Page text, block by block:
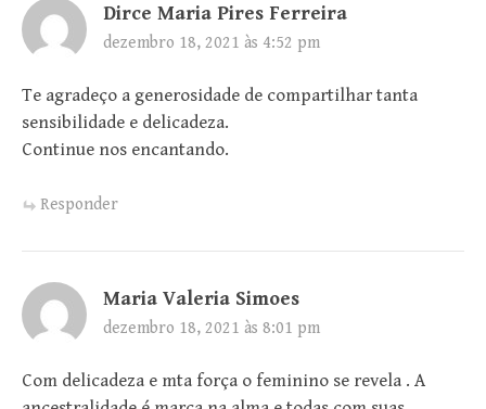
Dirce Maria Pires Ferreira
dezembro 18, 2021 às 4:52 pm
Te agradeço a generosidade de compartilhar tanta
sensibilidade e delicadeza.
Continue nos encantando.
Responder
Maria Valeria Simoes
dezembro 18, 2021 às 8:01 pm
Com delicadeza e mta força o feminino se revela . A